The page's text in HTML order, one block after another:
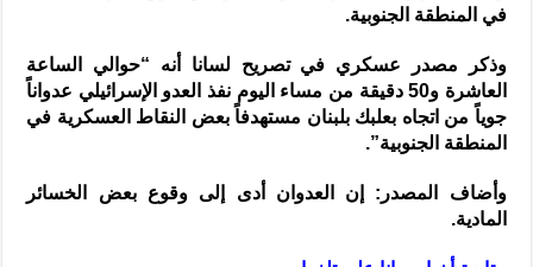
في المنطقة الجنوبية.
وذكر مصدر عسكري في تصريح لسانا أنه “حوالي الساعة
العاشرة و50 دقيقة من مساء اليوم نفذ العدو الإسرائيلي عدواناً
جوياً من اتجاه بعلبك بلبنان مستهدفاً بعض النقاط العسكرية في
المنطقة الجنوبية”.
وأضاف المصدر: إن العدوان أدى إلى وقوع بعض الخسائر
المادية.